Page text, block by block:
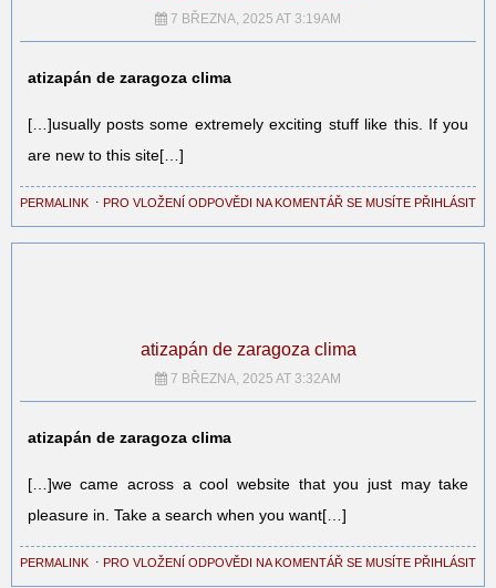
7 BŘEZNA, 2025 AT 3:19AM
atizapán de zaragoza clima
[…]usually posts some extremely exciting stuff like this. If you
are new to this site[…]
PERMALINK ⋅ PRO VLOŽENÍ ODPOVĚDI NA KOMENTÁŘ SE MUSÍTE PŘIHLÁSIT
atizapán de zaragoza clima
7 BŘEZNA, 2025 AT 3:32AM
atizapán de zaragoza clima
[…]we came across a cool website that you just may take
pleasure in. Take a search when you want[…]
PERMALINK ⋅ PRO VLOŽENÍ ODPOVĚDI NA KOMENTÁŘ SE MUSÍTE PŘIHLÁSIT